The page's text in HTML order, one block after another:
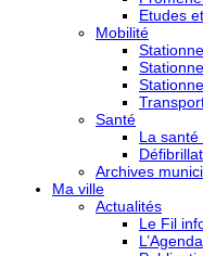
Etudes
Mobilité
Santé
La
Archives
Ma ville
Actualités
Le Fil
L’Agenda